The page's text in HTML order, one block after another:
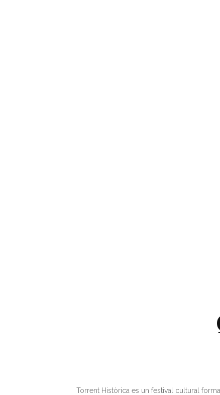
Torrent Històrica es un festival cultural